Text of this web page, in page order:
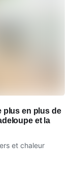
plus en plus de
et la
et chaleur